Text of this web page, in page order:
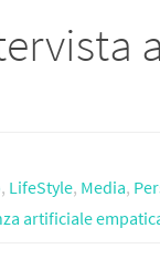
, LifeStyle, Media,
artificiale